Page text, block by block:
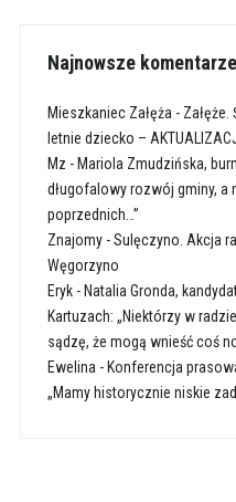
Najnowsze komentarze
Mieszkaniec Załęża-
letnie dziecko –
Mz - Mariola Zmudzińska,
długofalowy rozwój gminy, a
poprzednich…”
Znajomy-Sulęczyno. Akcja
Węgorzyno
Eryk- Natalia Gronda,
Kartuzach: „Niektórzy w
sądzę, że mogą wnieść coś
Ewelina- Konferencja
„Mamy historycznie niskie